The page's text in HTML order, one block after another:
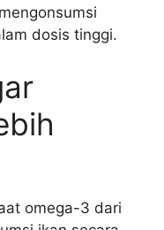
dosis tinggi.
omega-3 dari